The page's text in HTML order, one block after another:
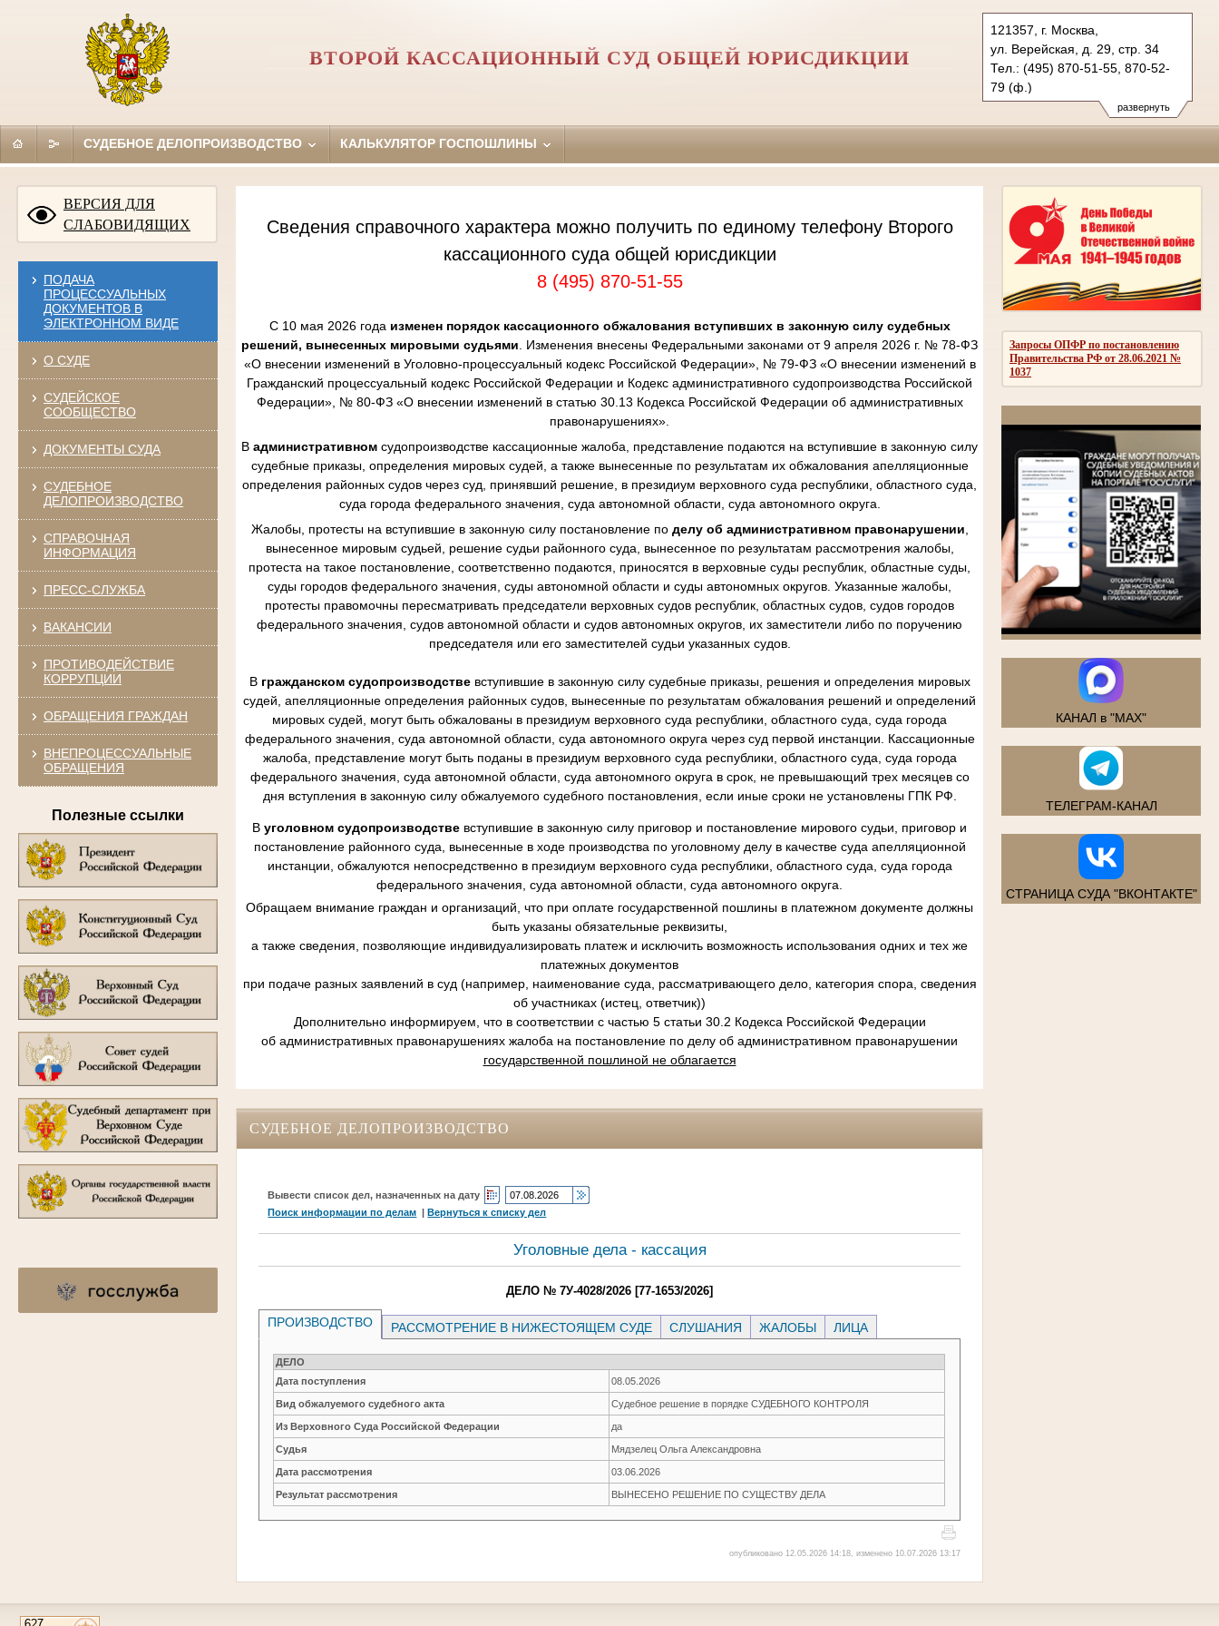
развернуть
121357, г. Москва,
ул. Верейская, д. 29, стр. 34
Тел.: (495) 870-51-55, 870-52-
79 (ф.)
2kas@sudrf.ru
ВТОРОЙ КАССАЦИОННЫЙ СУД ОБЩЕЙ ЮРИСДИКЦИИ
СУДЕБНОЕ ДЕЛОПРОИЗВОДСТВО КАЛЬКУЛЯТОР ГОСПОШЛИНЫ
ВЕРСИЯ ДЛЯ
СЛАБОВИДЯЩИХ
ПОДАЧА
ПРОЦЕССУАЛЬНЫХ
ДОКУМЕНТОВ В
ЭЛЕКТРОННОМ ВИДЕ
О СУДЕ
СУДЕЙСКОЕ
СООБЩЕСТВО
ДОКУМЕНТЫ СУДА
СУДЕБНОЕ
ДЕЛОПРОИЗВОДСТВО
СПРАВОЧНАЯ
ИНФОРМАЦИЯ
ПРЕСС-СЛУЖБА
ВАКАНСИИ
ПРОТИВОДЕЙСТВИЕ
КОРРУПЦИИ
ОБРАЩЕНИЯ ГРАЖДАН
ВНЕПРОЦЕССУАЛЬНЫЕ
ОБРАЩЕНИЯ
Полезные ссылки
Запросы ОПФР по постановлению
Правительства РФ от 28.06.2021 №
1037
КАНАЛ в "MAX"
ТЕЛЕГРАМ-КАНАЛ
СТРАНИЦА СУДА "ВКОНТАКТЕ"
Сведения справочного характера можно получить по единому телефону Второго
кассационного суда общей юрисдикции
8 (495) 870-51-55
С 10 мая 2026 года изменен порядок кассационного обжалования вступивших в законную силу судебных
решений, вынесенных мировыми судьями. Изменения внесены Федеральными законами от 9 апреля 2026 г. № 78-ФЗ
«О внесении изменений в Уголовно-процессуальный кодекс Российской Федерации», № 79-ФЗ «О внесении изменений в
Гражданский процессуальный кодекс Российской Федерации и Кодекс административного судопроизводства Российской
Федерации», № 80-ФЗ «О внесении изменений в статью 30.13 Кодекса Российской Федерации об административных
правонарушениях».
В административном судопроизводстве кассационные жалоба, представление подаются на вступившие в законную силу
судебные приказы, определения мировых судей, а также вынесенные по результатам их обжалования апелляционные
определения районных судов через суд, принявший решение, в президиум верховного суда республики, областного суда,
суда города федерального значения, суда автономной области, суда автономного округа.
Жалобы, протесты на вступившие в законную силу постановление по делу об административном правонарушении,
вынесенное мировым судьей, решение судьи районного суда, вынесенное по результатам рассмотрения жалобы,
протеста на такое постановление, соответственно подаются, приносятся в верховные суды республик, областные суды,
суды городов федерального значения, суды автономной области и суды автономных округов. Указанные жалобы,
протесты правомочны пересматривать председатели верховных судов республик, областных судов, судов городов
федерального значения, судов автономной области и судов автономных округов, их заместители либо по поручению
председателя или его заместителей судьи указанных судов.
В гражданском судопроизводствевступившие в законную силу судебные приказы, решения и определения мировых
судей, апелляционные определения районных судов, вынесенные по результатам обжалования решений и определений
мировых судей, могут быть обжалованы в президиум верховного суда республики, областного суда, суда города
федерального значения, суда автономной области, суда автономного округа через суд первой инстанции. Кассационные
жалоба, представление могут быть поданы в президиум верховного суда республики, областного суда, суда города
федерального значения, суда автономной области, суда автономного округа в срок, не превышающий трех месяцев со
дня вступления в законную силу обжалуемого судебного постановления, если иные сроки не установлены ГПК РФ.
В уголовном судопроизводстве вступившие в законную силу приговор и постановление мирового судьи, приговор и
постановление районного суда, вынесенные в ходе производства по уголовному делу в качестве суда апелляционной
инстанции, обжалуются непосредственно в президиум верховного суда республики, областного суда, суда города
федерального значения, суда автономной области, суда автономного округа.
Обращаем внимание граждан и организаций, что при оплате государственной пошлины в платежном документе должны
быть указаны обязательные реквизиты,
а также сведения, позволяющие индивидуализировать платеж и исключить возможность использования одних и тех же
платежных документов
при подаче разных заявлений в суд (например, наименование суда, рассматривающего дело, категория спора, сведения
об участниках (истец, ответчик))
Дополнительно информируем, что в соответствии с частью 5 статьи 30.2 Кодекса Российской Федерации
об административных правонарушениях жалоба на постановление по делу об административном правонарушении
государственной пошлиной не облагается
СУДЕБНОЕ ДЕЛОПРОИЗВОДСТВО
Вывести список дел, назначенных на дату
Поиск информации по делам |Вернуться к списку дел
Уголовные дела - кассация
ДЕЛО № 7У-4028/2026 [77-1653/2026]
ПРОИЗВОДСТВО РАССМОТРЕНИЕ В НИЖЕСТОЯЩЕМ СУДЕ СЛУШАНИЯ ЖАЛОБЫ ЛИЦА
ДЕЛО
Дата поступления
08.05.2026
Вид обжалуемого судебного акта Судебное решение в порядке СУДЕБНОГО КОНТРОЛЯ
Из Верховного Суда Российской Федерации да
Судья Мядзелец Ольга Александровна
Дата рассмотрения 03.06.2026
Результат рассмотрения ВЫНЕСЕНО РЕШЕНИЕ ПО СУЩЕСТВУ ДЕЛА
опубликовано 12.05.2026 14:18, изменено 10.07.2026 13:17